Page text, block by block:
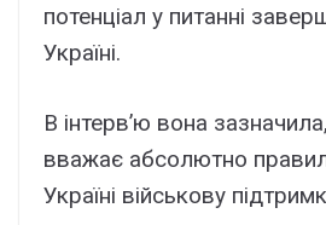
потенціал у питанні
Україні.
В інтерв’ю вона
вважає абсолютно
Україні військову